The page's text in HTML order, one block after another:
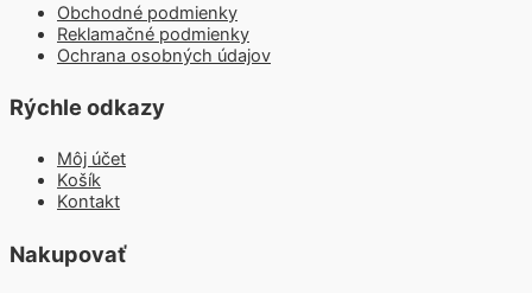
Obchodné podmienky
Reklamačné podmienky
Ochrana osobných údajov
Rýchle odkazy
Môj účet
Košík
Kontakt
Nakupovať